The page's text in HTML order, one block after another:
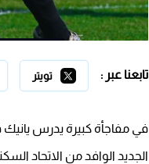
تابعنا عبر : تويتر
في مفاجأة كبيرة يدرس يانيك
الجديد الوافد من الاتحاد